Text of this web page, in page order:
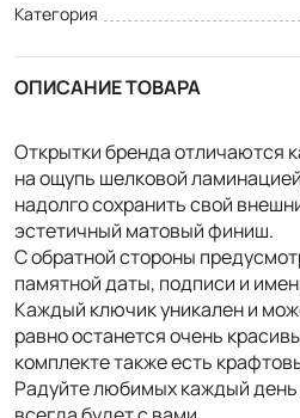
Категория
ОПИСАНИЕ ТОВАРА
Открытки бренда отличаются
на ощупь шелковой
надолго сохранить свой
эстетичный матовый финиш.
С обратной стороны
памятной даты, подписи и
Каждый ключик уникален и
равно останется очень
комплекте также есть
Радуйте любимых каждый день